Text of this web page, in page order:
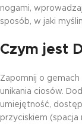
nogami,
sposób, w jaki
Czym jest
Zapomnij o
unikania ciosów.
umiejętność,
przyciskiem (spacja